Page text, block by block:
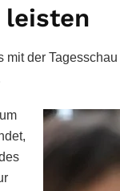
leisten
mit der